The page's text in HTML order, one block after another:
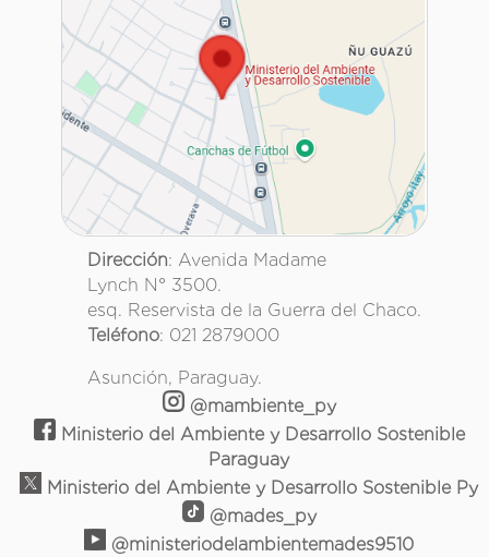
Dirección: Avenida Madame
Lynch N° 3500.
esq. Reservista de la Guerra del Chaco.
Teléfono: 021 2879000
Asunción, Paraguay.
@mambiente_py
Ministerio del Ambiente y Desarrollo Sostenible
Paraguay
Ministerio del Ambiente y Desarrollo Sostenible Py
@mades_py
@ministeriodelambientemades9510